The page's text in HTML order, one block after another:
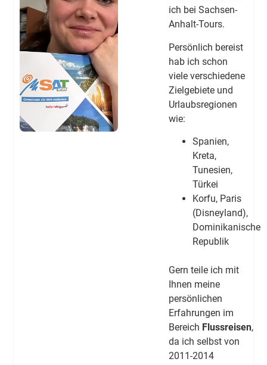
ich bei Sachsen-
Anhalt-Tours.
Persönlich bereist
hab ich schon
viele verschiedene
Zielgebiete und
Urlaubsregionen
wie:
Spanien,
Kreta,
Tunesien,
Türkei
Korfu, Paris
(Disneyland),
Dominikanische
Republik
Gern teile ich mit
Ihnen meine
persönlichen
Erfahrungen im
Bereich Flussreisen,
da ich selbst von
2011-2014